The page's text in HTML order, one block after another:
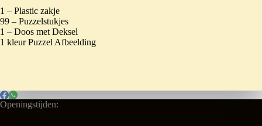
1 – Plastic zakje
99 – Puzzelstukjes
1 – Doos met Deksel
1 kleur Puzzel Afbeelding
Openingstijden: